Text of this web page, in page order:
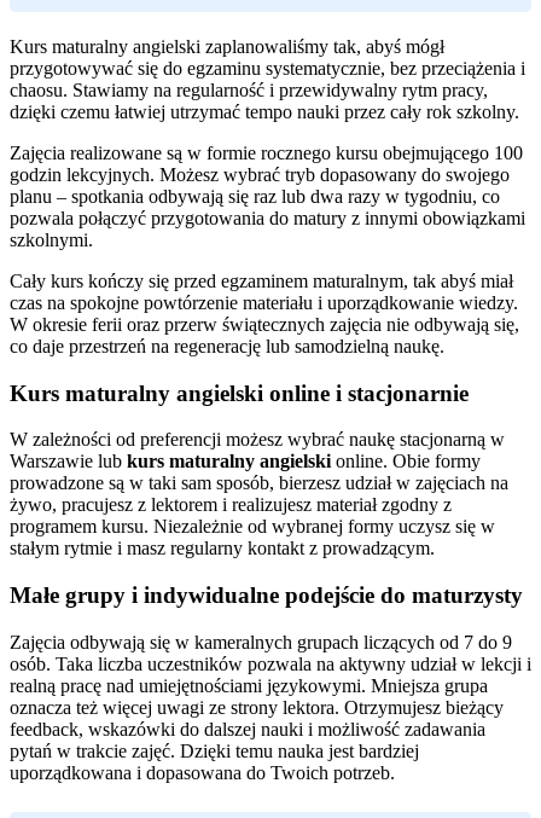
Kurs maturalny angielski zaplanowaliśmy tak, abyś mógł
przygotowywać się do egzaminu systematycznie, bez przeciążenia i
chaosu. Stawiamy na regularność i przewidywalny rytm pracy,
dzięki czemu łatwiej utrzymać tempo nauki przez cały rok szkolny.
Zajęcia realizowane są w formie rocznego kursu obejmującego 100
godzin lekcyjnych. Możesz wybrać tryb dopasowany do swojego
planu – spotkania odbywają się raz lub dwa razy w tygodniu, co
pozwala połączyć przygotowania do matury z innymi obowiązkami
szkolnymi.
Cały kurs kończy się przed egzaminem maturalnym, tak abyś miał
czas na spokojne powtórzenie materiału i uporządkowanie wiedzy.
W okresie ferii oraz przerw świątecznych zajęcia nie odbywają się,
co daje przestrzeń na regenerację lub samodzielną naukę.
Kurs maturalny angielski online i stacjonarnie
W zależności od preferencji możesz wybrać naukę stacjonarną w
Warszawie lub kurs maturalny angielski online. Obie formy
prowadzone są w taki sam sposób, bierzesz udział w zajęciach na
żywo, pracujesz z lektorem i realizujesz materiał zgodny z
programem kursu. Niezależnie od wybranej formy uczysz się w
stałym rytmie i masz regularny kontakt z prowadzącym.
Małe grupy i indywidualne podejście do maturzysty
Zajęcia odbywają się w kameralnych grupach liczących od 7 do 9
osób. Taka liczba uczestników pozwala na aktywny udział w lekcji i
realną pracę nad umiejętnościami językowymi. Mniejsza grupa
oznacza też więcej uwagi ze strony lektora. Otrzymujesz bieżący
feedback, wskazówki do dalszej nauki i możliwość zadawania
pytań w trakcie zajęć. Dzięki temu nauka jest bardziej
uporządkowana i dopasowana do Twoich potrzeb.